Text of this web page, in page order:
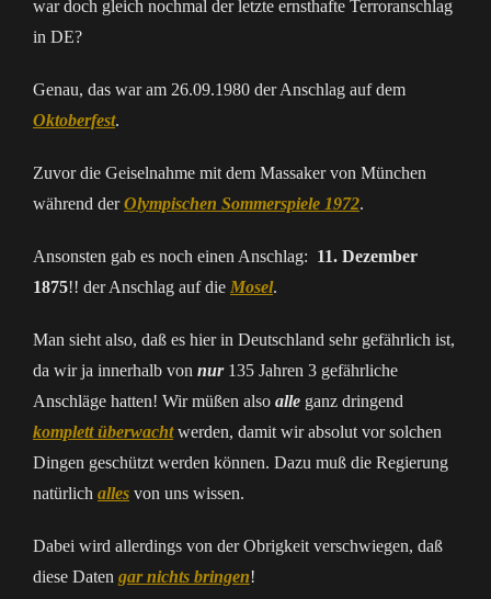
war doch gleich nochmal der letzte ernsthafte Terroranschlag
in DE?
Genau, das war am 26.09.1980 der Anschlag auf dem
Oktoberfest.
Zuvor die Geiselnahme mit dem Massaker von München
während derOlympischen Sommerspiele 1972.
Ansonsten gab es noch einen Anschlag: 11. Dezember
1875!! der Anschlag auf die Mosel.
Man sieht also, daß es hier in Deutschland sehr gefährlich ist,
da wir ja innerhalb von nur135 Jahren 3 gefährliche
Anschläge hatten! Wir müßen also alle ganz dringend
komplett überwachtwerden, damit wir absolut vor solchen
Dingen geschützt werden können. Dazu muß die Regierung
natürlich alles von uns wissen.
Dabei wird allerdings von der Obrigkeit verschwiegen, daß
diese Daten gar nichts bringen!